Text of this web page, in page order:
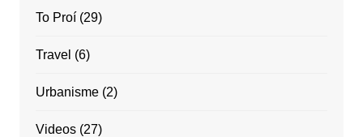
To Proí(29)
Travel (6)
Urbanisme(2)
Videos(27)